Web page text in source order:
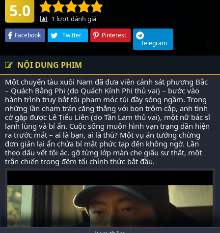
5.0 1 lượt đánh giá
Facebook Twitter
Pinterest
Telegram
NỘI DUNG PHIM
Một chuyến tàu xuôi Nam đã đưa viên cảnh sát phương Bắc
– Quách Bằng Phi (do Quách Kính Phi thủ vai) – bước vào
hành trình truy bắt tội phạm móc túi đầy sóng ngầm. Trong
những lần chạm trán căng thẳng với bọn trộm cắp, anh tình
cờ gặp được Lê Tiểu Liên (do Tần Lam thủ vai), một nữ bác sĩ
lạnh lùng và bí ẩn. Cuộc sống muôn hình vạn trạng dần hiện
ra trước mắt – ai là bạn, ai là thù? Một vụ án tưởng chừng
đơn giản lại ẩn chứa bí mật phức tạp đến không ngờ. Lần
theo dấu vết tội ác, gỡ từng lớp màn che giấu sự thật, một
trận chiến trong đêm tối chính thức bắt đầu.